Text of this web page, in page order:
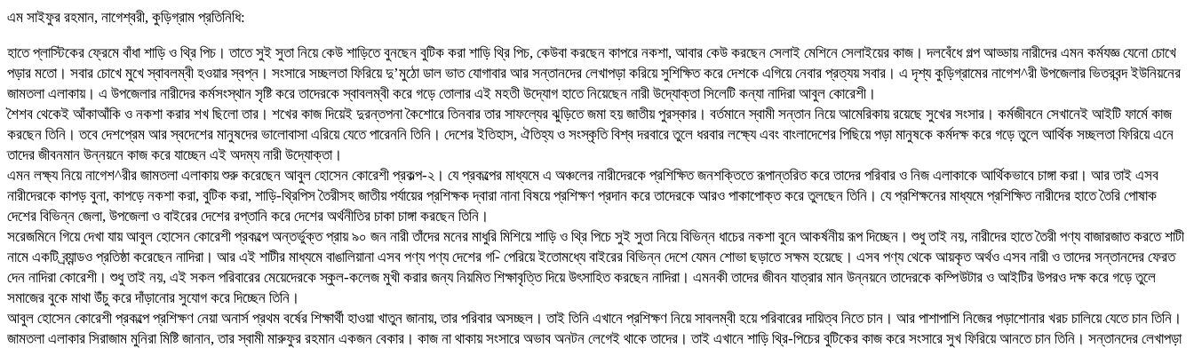
এম সাইফুর রহমান, নাগেশ্বরী, কুড়িগ্রাম প্রতিনিধি:
হাতে প্লাস্টিকের ফ্রেমে বাঁধা শাড়ি ও থ্রি পিচ। তাতে সুই সুতা নিয়ে কেউ শাড়িতে বুনছেন বুটিক করা শাড়ি থ্রি পিচ, কেউবা করছেন কাপরে নকশা, আবার কেউ করছেন সেলাই মেশিনে সেলাইয়ের কাজ। দলবেঁধে গল্প আড্ডায় নারীদের এমন কর্মযজ্ঞ যেনো চোখে
পড়ার মতো। সবার চোখে মুখে স্বাবলম্বী হওয়ার স্বপ্ন। সংসারে সচ্ছলতা ফিরিয়ে দু’মুঠো ডাল ভাত যোগাবার আর সন্তানদের লেখাপড়া করিয়ে সুশিক্ষিত করে দেশকে এগিয়ে নেবার প্রত্যয় সবার। এ দৃশ্য কুড়িগ্রামের নাগেশ^রী উপজেলার ভিতরবন্দ ইউনিয়নের
জামতলা এলাকায়। এ উপজেলার নারীদের কর্মসংস্থান সৃষ্টি করে তাদেরকে স্বাবলম্বী করে গড়ে তোলার এই মহতী উদ্যোগ হাতে নিয়েছেন নারী উদ্যোক্তা সিলেটি কন্যা নাদিরা আবুল কোরেশী।
শৈশব থেকেই আঁকাআঁকি ও নকশা করার শখ ছিলো তার। শখের কাজ দিয়েই দুরন্তপনা কৈশোরে তিনবার তার সাফল্যের ঝুড়িতে জমা হয় জাতীয় পুরস্কার। বর্তমানে স্বামী সন্তান নিয়ে আমেরিকায় রয়েছে সুখের সংসার। কর্মজীবনে সেখানেই আইটি ফার্মে কাজ
করছেন তিনি। তবে দেশপ্রেম আর স্বদেশের মানুষদের ভালোবাসা এরিয়ে যেতে পারেননি তিনি। দেশের ইতিহাস, ঐতিহ্য ও সংস্কৃতি বিশ্ব দরবারে তুলে ধরবার লক্ষ্যে এবং বাংলাদেশের পিছিয়ে পড়া মানুষকে কর্মদক্ষ করে গড়ে তুলে আর্থিক সচ্ছলতা ফিরিয়ে এনে
তাদের জীবনমান উন্নয়নে কাজ করে যাচ্ছেন এই অদম্য নারী উদ্যোক্তা।
এমন লক্ষ্য নিয়ে নাগেশ^রীর জামতলা এলাকায় শুরু করেছেন আবুল হোসেন কোরেশী প্রকল্প-২। যে প্রকল্পের মাধ্যমে এ অঞ্চলের নারীদেরকে প্রশিক্ষিত জনশক্তিতে রূপান্তরিত করে তাদের পরিবার ও নিজ এলাকাকে আর্থিকভাবে চাঙ্গা করা। আর তাই এসব
নারীদেরকে কাপড় বুনা, কাপড়ে নকশা করা, বুটিক করা, শাড়ি-থ্রিপিস তৈরীসহ জাতীয় পর্যায়ের প্রশিক্ষক দ্বারা নানা বিষয়ে প্রশিক্ষণ প্রদান করে তাদেরকে আরও পাকাপোক্ত করে তুলছেন তিনি। যে প্রশিক্ষনের মাধ্যমে প্রশিক্ষিত নারীদের হাতে তৈরি পোষাক
দেশের বিভিন্ন জেলা, উপজেলা ও বাইরের দেশের রপ্তানি করে দেশের অর্থনীতির চাকা চাঙ্গা করছেন তিনি।
সরেজমিনে গিয়ে দেখা যায় আবুল হোসেন কোরেশী প্রকল্পে অন্তর্ভুক্ত প্রায় ৯০ জন নারী তাঁদের মনের মাধুরি মিশিয়ে শাড়ি ও থ্রি পিচে সুই সুতা নিয়ে বিভিন্ন ধাচের নকশা বুনে আকর্ষনীয় রূপ দিচ্ছেন। শুধু তাই নয়, নারীদের হাতে তৈরী পণ্য বাজারজাত করতে শাটী
নামে একটি ব্র্যান্ডও প্রতিষ্ঠা করেছেন নাদিরা। আর এই শাটীর মাধ্যমে বাঙালিয়ানা এসব পণ্য পণ্য দেশের গ-ি পেরিয়ে ইতোমধ্যে বাইরের বিভিন্ন দেশে যেমন শোভা ছড়াতে সক্ষম হয়েছে। এসব পণ্য থেকে আয়কৃত অর্থও এসব নারী ও তাদের সন্তানদের ফেরত
দেন নাদিরা কোরেশী। শুধু তাই নয়, এই সকল পরিবারের মেয়েদেরকে স্কুল-কলেজ মুখী করার জন্য নিয়মিত শিক্ষাবৃত্তি দিয়ে উৎসাহিত করছেন নাদিরা। এমনকী তাদের জীবন যাত্রার মান উন্নয়নে তাদেরকে কম্পিউটার ও আইটির উপরও দক্ষ করে গড়ে তুলে
সমাজের বুকে মাথা উঁচু করে দাঁড়ানোর সুযোগ করে দিচ্ছেন তিনি।
আবুল হোসেন কোরেশী প্রকল্পে প্রশিক্ষণ নেয়া অনার্স প্রথম বর্ষের শিক্ষার্থী হাওয়া খাতুন জানায়, তার পরিবার অসচ্ছল। তাই তিনি এখানে প্রশিক্ষণ নিয়ে সাবলম্বী হয়ে পরিবারের দায়িত্ব নিতে চান। আর পাশাপাশি নিজের পড়াশোনার খরচ চালিয়ে যেতে চান তিনি।
জামতলা এলাকার সিরাজাম মুনিরা মিষ্টি জানান, তার স্বামী মারুফুর রহমান একজন বেকার। কাজ না থাকায় সংসারে অভাব অনটন লেগেই থাকে তাদের। তাই এখানে শাড়ি থ্রি-পিচের বুটিকের কাজ করে সংসারে সুখ ফিরিয়ে আনতে চান তিনি। সন্তানদের লেখাপড়া